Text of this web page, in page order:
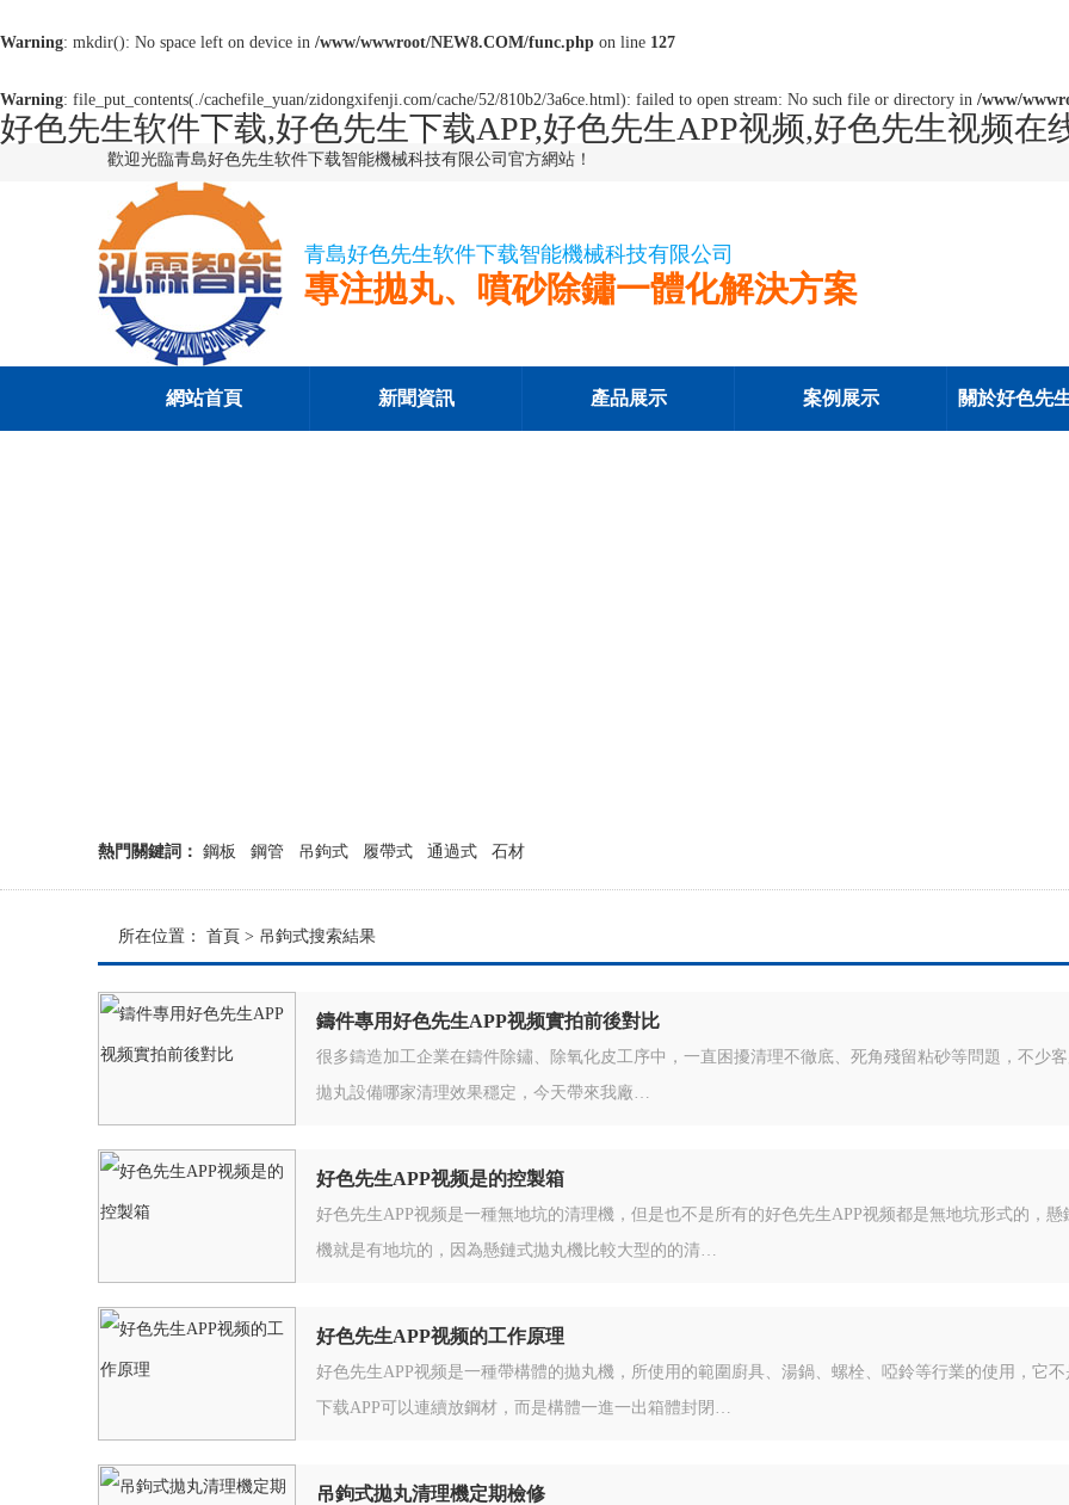
Warning: mkdir(): No space left on device in /www/wwwroot/NEW8.COM/func.php on line 127
Warning: file_put_contents(./cachefile_yuan/zidongxifenji.com/cache/52/810b2/3a6ce.html): failed to open stream: No such file or directory in /www/
好色先生软件下载,好色先生下载APP,好色先生APP视频,好色先生视频在
歡迎光臨青島好色先生软件下载智能機械科技有限公司官方網站！
青島好色先生软件下载智能機械科技有限公司
專注拋丸、噴砂除鏽一體化解決方案
網站首頁 新聞資訊 產品展示 案例展示 關於好色先
熱門關鍵詞： 鋼板 鋼管 吊鉤式 履帶式 通過式 石材
所在位置： 首頁 > 吊鉤式搜索結果
鑄件專用好色先生APP视频實拍前後對比
很多鑄造加工企業在鑄件除鏽、除氧化皮工序中，一直困擾清理不徹底、死角殘留粘砂等問題，不少
拋丸設備哪家清理效果穩定，今天帶來我廠…
好色先生APP视频是的控製箱
好色先生APP视频是一種無地坑的清理機，但是也不是所有的好色先生APP视频都是無地坑形式的，懸
機就是有地坑的，因為懸鏈式拋丸機比較大型的的清…
好色先生APP视频的工作原理
好色先生APP视频是一種帶構體的拋丸機，所使用的範圍廚具、湯鍋、螺栓、啞鈴等行業的使用，它
下载APP可以連續放鋼材，而是構體一進一出箱體封閉…
吊鉤式拋丸清理機定期檢修